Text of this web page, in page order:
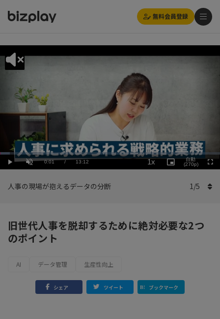
無料会員登録
Play UnmuteCurrent
0:01 / Duration
13:12
Loaded:
4.55%
1x
Playback
Rate
Picture-
in-
自動
(270p)
人事の現場が抱えるデータの分断 1/5
旧世代人事を脱却するために絶対必要な2つ
のポイント
AI データ管理 生産性向上
シェア ツイート ブックマーク